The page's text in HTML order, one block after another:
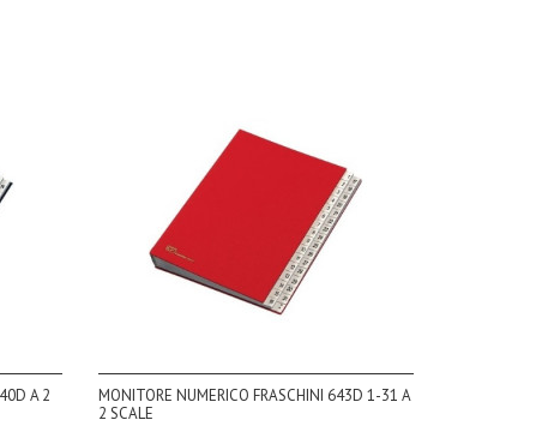
A 2
MONITORE NUMERICO FRASCHINI 643D 1-31 A
2 SCALE